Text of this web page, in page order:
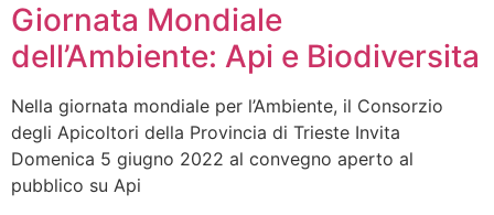
Giornata Mondiale
dell’Ambiente: Api e Biodiversita
Nella giornata mondiale per l’Ambiente, il Consorzio
degli Apicoltori della Provincia di Trieste Invita
Domenica 5 giugno 2022 al convegno aperto al
pubblico su Api